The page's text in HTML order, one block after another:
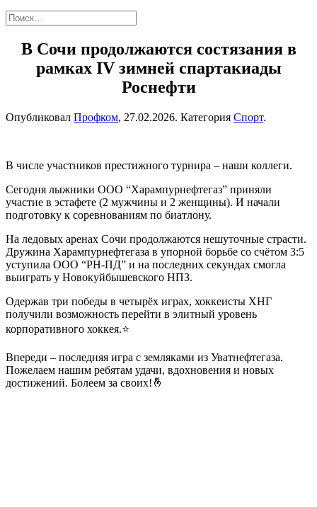
В Сочи продолжаются состязания в
рамках IV зимней спартакиады
Роснефти
Опубликовал Профком, 27.02.2026. Категория Спорт.
В числе участников престижного турнира – наши коллеги.
Сегодня лыжники ООО “Харампурнефтегаз” приняли
участие в эстафете (2 мужчины и 2 женщины). И начали
подготовку к соревнованиям по биатлону.
На ледовых аренах Сочи продолжаются нешуточные страсти.
Дружина Харампурнефтегаза в упорной борьбе со счётом 3:5
уступила ООО “РН-ПД” и на последних секундах смогла
выиграть у Новокуйбышевского НПЗ.
Одержав три победы в четырёх играх, хоккеисты ХНГ
получили возможность перейти в элитный уровень
корпоративного хоккея.⭐
Впереди – последняя игра с земляками из Уватнефтегаза.
Пожелаем нашим ребятам удачи, вдохновения и новых
достижений. Болеем за своих!🤞